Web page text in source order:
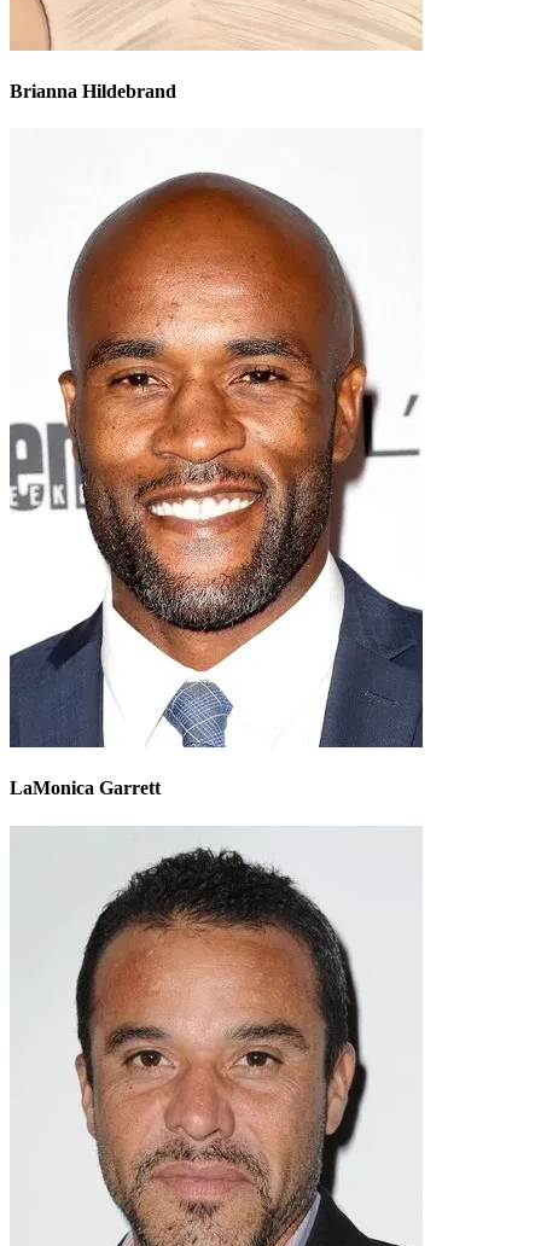
Brianna Hildebrand
LaMonica Garrett